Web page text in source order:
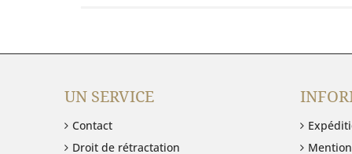
UN SERVICE
Contact
Droit de rétractation